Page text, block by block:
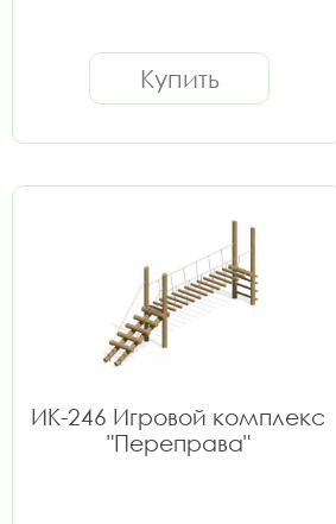
Купить
ИК-246 Игровой комплекс
"Переправа"